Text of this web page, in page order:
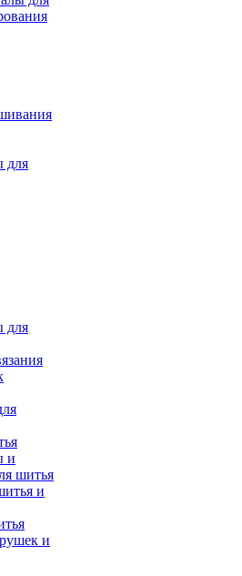
для
для
и
шитья
и
и